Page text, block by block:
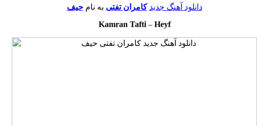
دانلود آهنگ جدید کامران تفتی به نامحیف
Kamran Tafti– Heyf